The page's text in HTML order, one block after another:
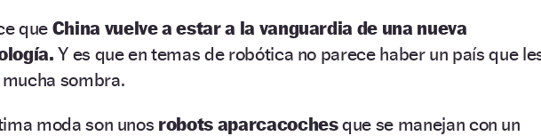
que China vuelve a estar a la vanguardia de una nueva
Y es que en temas de robótica no parece haber un país que
sombra.
moda son unos robots aparcacochesque se manejan con un